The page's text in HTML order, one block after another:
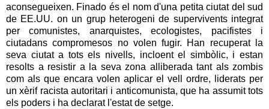
aconsegueixen. Finado és el nom d'una petita ciutat del sud
de EE.UU. on un grup heterogeni de supervivents integrat
per comunistes, anarquistes, ecologistes, pacifistes i
ciutadans compromesos no volen fugir. Han recuperat la
seva ciutat a tots els nivells, incloent el simbòlic, i estan
resolts a resistir a la seva zona alliberada tant als zombis
com als que encara volen aplicar el vell ordre, liderats per
un xèrif racista autoritari i anticomunista, que ha assumit tots
els poders i ha declarat l'estat de setge.